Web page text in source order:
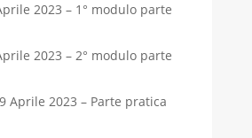
2023 – 1° modulo parte
2023 – 2° modulo parte
Aprile 2023 – Parte pratica